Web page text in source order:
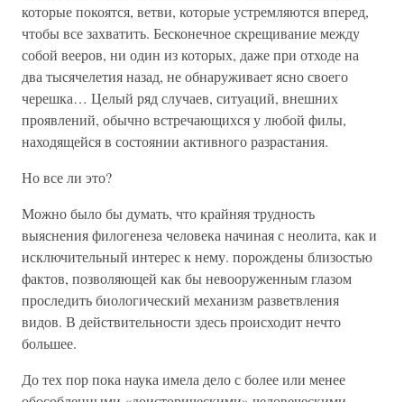
которые покоятся, ветви, которые устремляются вперед,
чтобы все захватить. Бесконечное скрещивание между
собой вееров, ни один из которых, даже при отходе на
два тысячелетия назад, не обнаруживает ясно своего
черешка… Целый ряд случаев, ситуаций, внешних
проявлений, обычно встречающихся у любой филы,
находящейся в состоянии активного разрастания.
Но все ли это?
Можно было бы думать, что крайняя трудность
выяснения филогенеза человека начиная с неолита, как и
исключительный интерес к нему. порождены близостью
фактов, позволяющей как бы невооруженным глазом
проследить биологический механизм разветвления
видов. В действительности здесь происходит нечто
большее.
До тех пор пока наука имела дело с более или менее